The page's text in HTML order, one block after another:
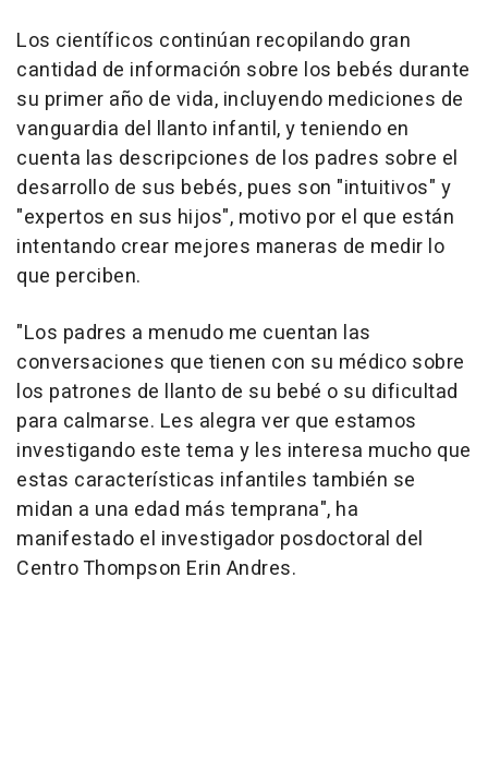
Los científicos continúan recopilando gran
cantidad de información sobre los bebés durante
su primer año de vida, incluyendo mediciones de
vanguardia del llanto infantil, y teniendo en
cuenta las descripciones de los padres sobre el
desarrollo de sus bebés, pues son "intuitivos" y
"expertos en sus hijos", motivo por el que están
intentando crear mejores maneras de medir lo
que perciben.
"Los padres a menudo me cuentan las
conversaciones que tienen con su médico sobre
los patrones de llanto de su bebé o su dificultad
para calmarse. Les alegra ver que estamos
investigando este tema y les interesa mucho que
estas características infantiles también se
midan a una edad más temprana", ha
manifestado el investigador posdoctoral del
Centro Thompson Erin Andres.